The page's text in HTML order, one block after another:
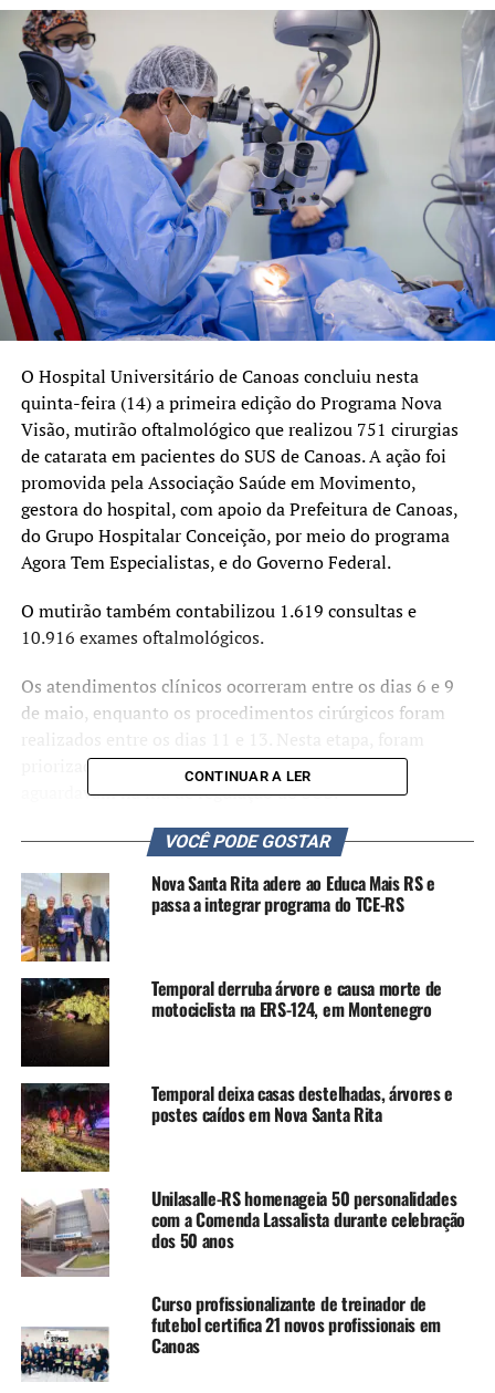
O Hospital Universitário de Canoasconcluiu nesta
quinta-feira (14) a primeira edição do Programa Nova
Visão, mutirão oftalmológico que realizou 751 cirurgias
de catarata em pacientes do SUS de Canoas. A ação foi
promovida pelaAssociação Saúde em Movimento,
gestora do hospital, com apoio da Prefeitura de Canoas,
doGrupo Hospitalar Conceição, por meio do programa
Agora Tem Especialistas, e do Governo Federal.
O mutirão também contabilizou 1.619 consultas e
10.916 exames oftalmológicos.
Os atendimentos clínicos ocorreram entre os dias 6 e 9
de maio, enquanto os procedimentos cirúrgicos foram
priorizados pacientes com mais de 60 anos que
aguardavam na fila de regulação do SUS.
Segundo dados divulgados pelo hospital, a fila para
atendimentos oftalmológicos em Canoas era de 10.512
pessoas no início da ação. Os atendimentos realizados
representam redução de 15,4% desse total.
O prefeito de Canoas,
atendimentos realizados.
“Foram muitas consultas,
exames e cirurgias, dando
dignidade novamente para
as pessoas enxergarem.
Estamos cuidando das
pessoas e cumprindo a
nossa missão.”
O CEO da Associação Saúde em Movimento (ASM),
Cláudio Vitti
CONTINUAR A LER
VOCÊ PODE GOSTAR
Nova Santa Rita adere ao Educa Mais RS e
passa a integrar programa do TCE-RS
Temporal derruba árvore e causa morte de
motociclista na ERS-124, em Montenegro
Temporal deixa casas destelhadas, árvores e
postes caídos em Nova Santa Rita
Unilasalle-RS homenageia 50 personalidades
com a Comenda Lassalista durante celebração
dos 50 anos
Curso profissionalizante de treinador de
futebol certifica 21 novos profissionais em
Canoas